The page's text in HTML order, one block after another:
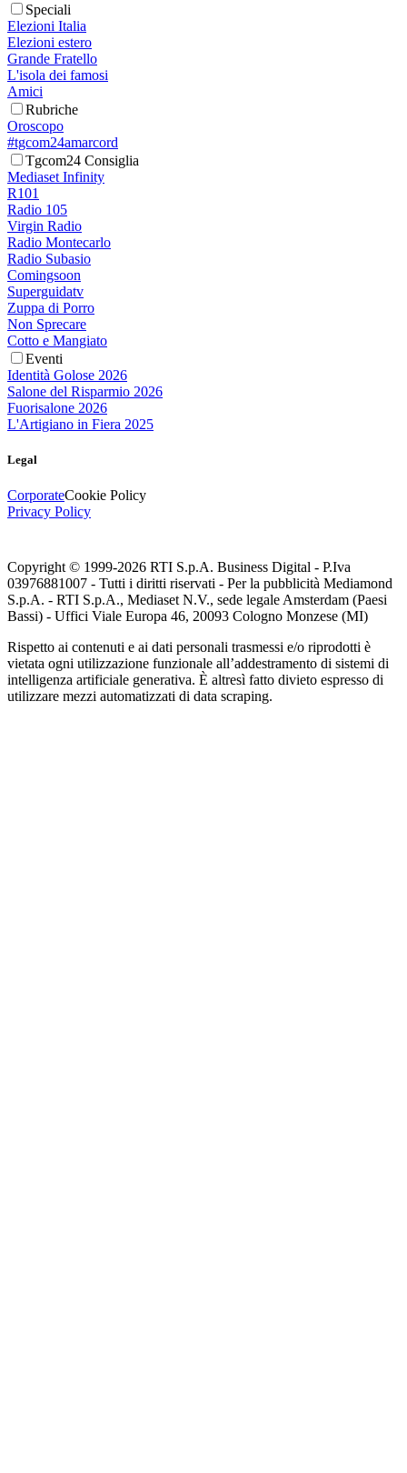
Speciali
Elezioni Italia
Elezioni estero
Grande Fratello
L'isola dei famosi
Amici
Rubriche
Oroscopo
#tgcom24amarcord
Tgcom24 Consiglia
Mediaset Infinity
R101
Radio 105
Virgin Radio
Radio Montecarlo
Radio Subasio
Comingsoon
Superguidatv
Zuppa di Porro
Non Sprecare
Cotto e Mangiato
Eventi
Identità Golose 2026
Salone del Risparmio 2026
Fuorisalone 2026
L'Artigiano in Fiera 2025
Legal
CorporateCookie Policy
Privacy Policy
Copyright © 1999-2026 RTI S.p.A. Business Digital - P.Iva
03976881007 - Tutti i diritti riservati - Per la pubblicità Mediamond
S.p.A. - RTI S.p.A., Mediaset N.V., sede legale Amsterdam (Paesi
Bassi) - Uffici Viale Europa 46, 20093 Cologno Monzese (MI)
Rispetto ai contenuti e ai dati personali trasmessi e/o riprodotti è
vietata ogni utilizzazione funzionale all’addestramento di sistemi di
intelligenza artificiale generativa. È altresì fatto divieto espresso di
utilizzare mezzi automatizzati di data scraping.